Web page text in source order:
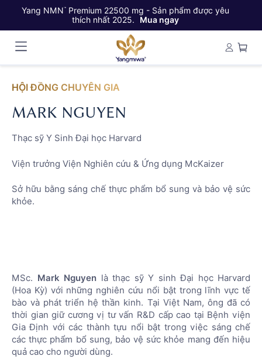
Yang NMN™Premium 22500 mg - Sản phẩm được yêu
thích nhất 2025.
Mua ngay
HỘI ĐỒNG CHUYÊN GIA
MARK NGUYEN
Thạc sỹ Y Sinh Đại học Harvard
Viện trưởng Viện Nghiên cứu & Ứng dụng McKaizer
Sở hữu bằng sáng chế thực phẩm bổ sung và bảo vệ sức
khỏe.
MSc. Mark Nguyen là thạc sỹ Y sinh Đại học Harvard
(Hoa Kỳ) với những nghiên cứu nổi bật trong lĩnh vực tế
bào và phát triển hệ thần kinh. Tại Việt Nam, ông đã có
thời gian giữ cương vị tư vấn R&D cấp cao tại Bệnh viện
Gia Định với các thành tựu nổi bật trong việc sáng chế
các thực phẩm bổ sung, bảo vệ sức khỏe mang đến hiệu
quả cao cho người dùng.